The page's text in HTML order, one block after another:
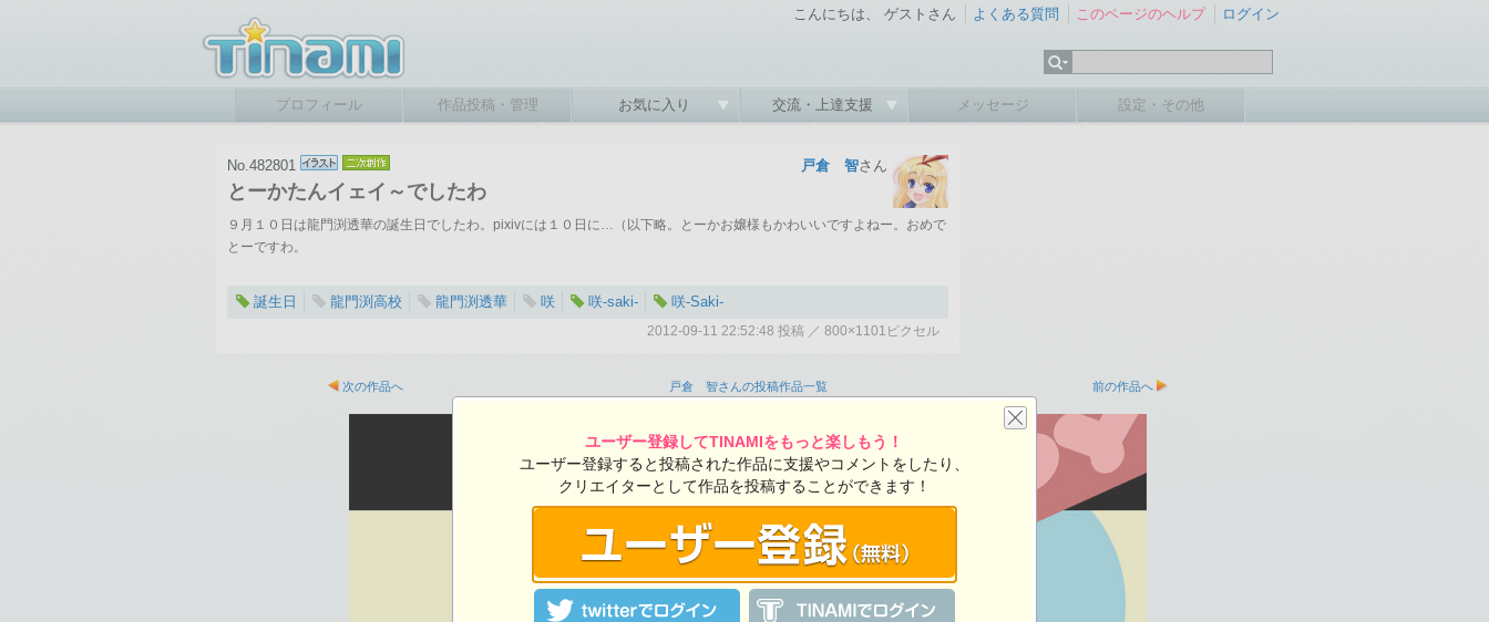
こんにちは、 ゲストさん よくある質問 このページのヘルプ ログイン
プロフィール 作品投稿・管理 お気に入り 交流・上達支援 メッセージ 設定・その他
No.482801
とーかたんイェイ～でしたわ
戸倉 智さん
９月１０日は龍門渕透華の誕生日でしたわ。pixivには１０日に…（以下略。とーかお嬢様もかわいいですよねー。おめで
とーですわ。
誕生日 龍門渕高校 龍門渕透華 咲 咲-saki- 咲-Saki-
2012-09-11 22:52:48 投稿 ／ 800×1101ピクセル
次の作品へ 戸倉 智さんの投稿作品一覧 前の作品へ
800×1101ピクセル
ユーザー登録してTINAMIをもっと楽しもう！
ユーザー登録すると投稿された作品に支援やコメントをしたり、
クリエイターとして作品を投稿することができます！